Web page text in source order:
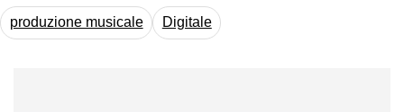
produzione musicale Digitale